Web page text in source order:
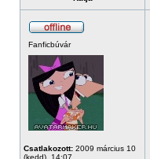
Fanficbúvár
Csatlakozott: 2009 március 10
(kedd), 14:07